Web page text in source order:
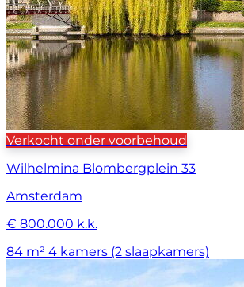
Verkocht onder voorbehoud
Wilhelmina Blombergplein 33
Amsterdam
€ 800.000 k.k.
84 m² 4 kamers (2 slaapkamers)